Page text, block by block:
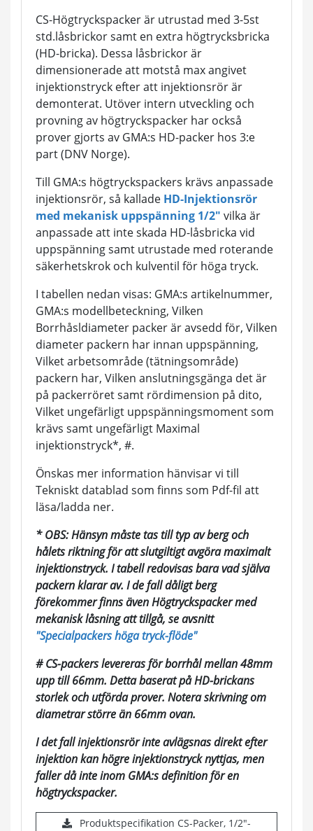
CS-Högtryckspacker är utrustad med 3-5st
std.låsbrickor samt en extra högtrycksbricka
(HD-bricka). Dessa låsbrickor är
dimensionerade att motstå max angivet
injektionstryck efter att injektionsrör är
demonterat. Utöver intern utveckling och
provning av högtryckspacker har också
prover gjorts av GMA:s HD-packer hos 3:e
part (DNV Norge).
Till GMA:s högtryckspackers krävs anpassade
injektionsrör, så kallade HD-Injektionsrör
med mekanisk uppspänning 1/2" vilka är
anpassade att inte skada HD-låsbricka vid
uppspänning samt utrustade med roterande
säkerhetskrok och kulventil för höga tryck.
I tabellen nedan visas: GMA:s artikelnummer,
GMA:s modellbeteckning, Vilken
Borrhåsldiameter packer är avsedd för, Vilken
diameter packern har innan uppspänning,
Vilket arbetsområde (tätningsområde)
packern har, Vilken anslutningsgänga det är
på packerröret samt rördimension på dito,
Vilket ungefärligt uppspänningsmoment som
krävs samt ungefärligt Maximal
injektionstryck*, #.
Önskas mer information hänvisar vi till
Tekniskt datablad som finns som Pdf-fil att
läsa/ladda ner.
* OBS: Hänsyn måste tas till typ av berg och
hålets riktning för att slutgiltigt avgöra maximalt
injektionstryck. I tabell redovisas bara vad själva
packern klarar av. I de fall dåligt berg
förekommer finns även Högtryckspacker med
mekanisk låsning att tillgå, se avsnitt
"Specialpackers höga tryck-flöde"
# CS-packers levereras för borrhål mellan 48mm
upp till 66mm. Detta baserat på HD-brickans
storlek och utförda prover. Notera skrivning om
diametrar större än 66mm ovan.
I det fall injektionsrör inte avlägsnas direkt efter
injektion kan högre injektionstryck nyttjas, men
faller då inte inom GMA:s definition för en
högtryckspacker.
Produktspecifikation CS-Packer, 1/2"-